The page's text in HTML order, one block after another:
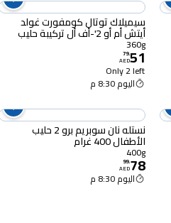
سيميلاك توتال كومفورت غولد
أيتش أم أو 2'-أف أل تركيبة حليب
12 شهرًا 360 غرام
360g
51
.
79
AED
Only 2 left
اليوم 8:30 م
نستله نان سوبريم برو 2 حليب
الأطفال 400 غرام
400g
78
.
99
AED
اليوم 8:30 م